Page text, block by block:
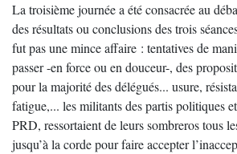
La troisième journée a été consacrée au
des résultats ou conclusions des trois
fut pas une mince affaire : tentatives de
passer -en force ou en douceur-, des
pour la majorité des délégués... usure,
fatigue,... les militants des partis politiques
PRD, ressortaient de leurs sombreros tous
jusqu’à la corde pour faire accepter